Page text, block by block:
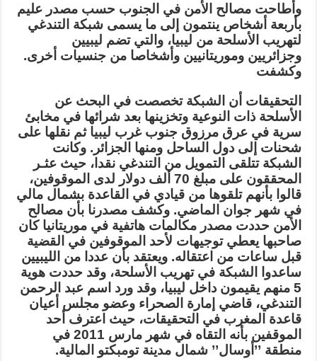
وأطاحت مصالح الأمن في الجنوب حسب مصدر عليم
بأربعة أشخاص ينتمون إلى ما يسمى شبكة التندغي
لتهريب الأسلحة من ليبيا، والتي تضم ليبيين
وجزائريين وموريتانيين وأشخاصا من جنسيات أخرى.
وكشفت
التحقيقات أن الشبكة تخصصت في البحث عن
الأسلحة ذات النوعية وتخزينها بعد شرائها في مخابئ
سرية في عرق مرزوق جنوب غرب ليبيا ثم نقلها على
شحنات إلى دول الساحل ومنها الجزائر .وكانت
الشبكة تتلقى التمويل من التندغي نقدا، حيث عثـر
المحققون على مبلغ 70 ألف دولار لدى الموقوفين،
قالوا بأنهم تلقوها من قيادي في القاعدة بشمال مالي
في شهر جوان الماضي. وكشف مصدرنا بأن مصالح
الأمن حددت مصدر مكالمات هاتفية في موريتانيا كان
صاحبها يعطي توجيهات لأحد الموقوفين في القضية
قبل ساعات من اعتقاله. ويعتقد بأن عددا من الليبيين
ساعدوا الشبكة في تهريب الأسلحة، وقد حددت هوية
5 منهم يقيمون داخل ليبيا، وقد ورد اسم عبد الرحمن
التندغي، قاضي إمارة الصحراء وعضو مجلس أعيان
قاعدة المغرب في التحقيقات، حيث اعترف أحد
الموقفين بأنه التقاه في شهر مارس 2011 في
منطقة ’’أوسال’’ شمال مدينة تومبكتو المالية.